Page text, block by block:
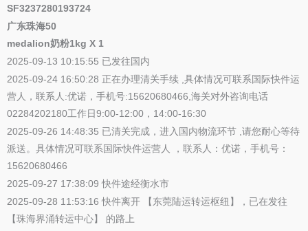
SF3237280193724
广东珠海50
medalion奶粉1kg X 1
2025-09-13 10:15:55 已发往国内
2025-09-24 16:50:28 正在办理清关手续 ,具体情况可联系国际快件运
营人，联系人:优诺，手机号:15620680466,海关对外咨询电话
02284202180工作日9:00-12:00，14:00-16:30
2025-09-26 14:48:35 已清关完成，进入国内物流环节 ,请您耐心等待
派送。具体情况可联系国际快件运营人 ，联系人：优诺，手机号：
15620680466
2025-09-27 17:38:09 快件途经衡水市
2025-09-28 11:53:16 快件离开 【东莞陆运转运枢纽】，已在发往
【珠海界涌转运中心】 的路上